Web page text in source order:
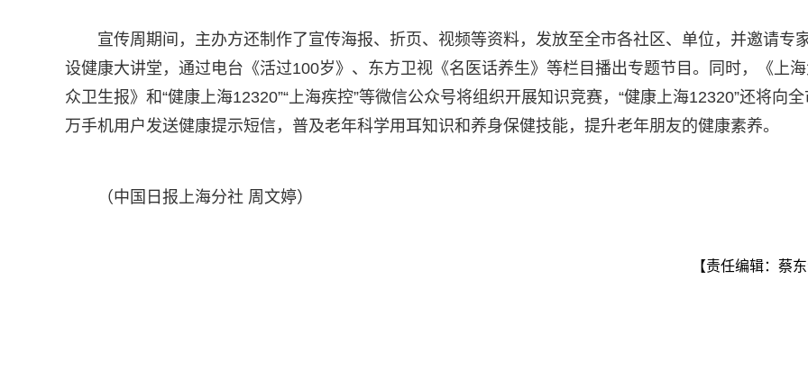
宣传周期间，主办方还制作了宣传海报、折页、视频等资料，发放至全市各社区、单位，并邀请专
设健康大讲堂，通过电台《活过100岁》、东方卫视《名医话养生》等栏目播出专题节目。同时，《上
众卫生报》和“健康上海12320”“上海疾控”等微信公众号将组织开展知识竞赛，“健康上海12320”还将向
万手机用户发送健康提示短信，普及老年科学用耳知识和养身保健技能，提升老年朋友的健康素养。
（中国日报上海分社 周文婷）
【责任编辑：蔡